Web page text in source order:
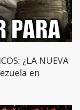
¿LA NUEVA
en